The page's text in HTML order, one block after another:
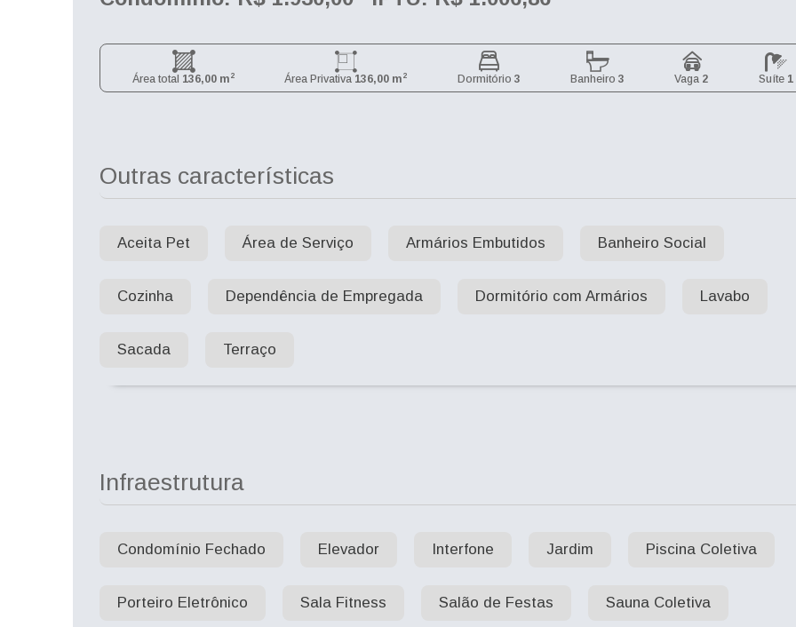
Área total 136,00 m 2 Área Privativa 136,00 m 2 Dormitório 3 Banheiro 3 Vaga 2 Suíte 1
Outras características
Aceita Pet Área de Serviço Armários Embutidos Banheiro Social
Cozinha Dependência de Empregada Dormitório com Armários Lavabo
Sacada Terraço
Infraestrutura
Condomínio Fechado Elevador Interfone Jardim Piscina Coletiva
Porteiro Eletrônico Sala Fitness Salão de Festas Sauna Coletiva